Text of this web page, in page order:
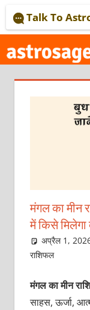
to
content
Talk To
मंगल का मीन
में किसे मिलेगा
अप्रैल 1,
राशिफल
मंगल का मीन
साहस, ऊर्जा,